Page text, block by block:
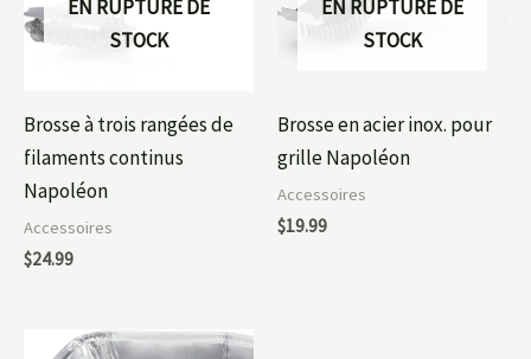
EN RUPTURE DE
STOCK
Brosse à trois rangées de
filaments continus
Napoléon
Accessoires
$24.99
EN RUPTURE DE
STOCK
Brosse en acier inox. pour
grille Napoléon
Accessoires
$19.99